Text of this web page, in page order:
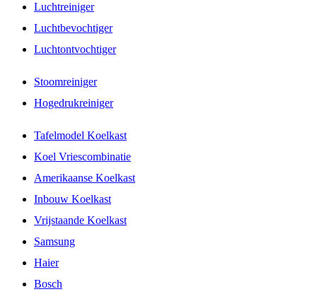
Luchtreiniger
Luchtbevochtiger
Luchtontvochtiger
Stoomreiniger
Hogedrukreiniger
Tafelmodel Koelkast
Koel Vriescombinatie
Amerikaanse Koelkast
Inbouw Koelkast
Vrijstaande Koelkast
Samsung
Haier
Bosch